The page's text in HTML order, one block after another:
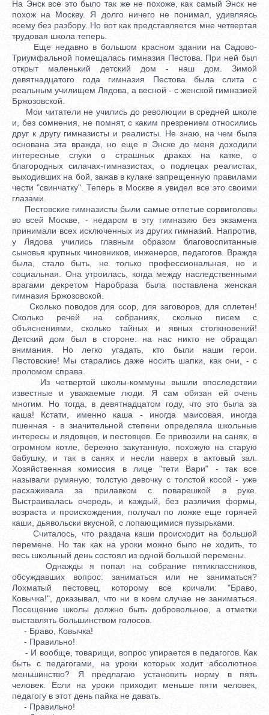
На Энск все это было так же не похоже, как самый Энск не
похож на Москву. Я долго ничего не понимал, удивляясь
всему без разбору. Но вот как представляется мне четвертая
трудовая школа теперь.
Еще недавно в большом красном здании на Садово-
Триумфальной помещалась гимназия Пестова. При ней был
открыт маленький детский дом - наш дом. Зимой
девятнадцатого года гимназия Пестова была слита с
реальным училищем Лядова, а весной - с женской гимназией
Бржозовской.
Мои читатели не учились до революции в средней школе
и, без сомнения, не помнят, с каким презрением относились
друг к другу гимназисты и реалисты. Не знаю, на чем была
основана эта вражда, но еще в Энске до меня доходили
интересные слухи о страшных драках на катке, о
благородных силачах-гимназистах, о подлецах реалистах,
выходивших на бой, зажав в кулаке запрещенную правилами
чести "свинчатку". Теперь в Москве я увидел все это своими
глазами.
Пестовские гимназисты были самые отпетые сорвиголовы
во всей Москве, - недаром в эту гимназию без экзамена
принимали всех исключенных из других гимназий. Напротив,
у Лядова учились главным образом благовоспитанные
сыновья крупных чиновников, инженеров, педагогов. Вражда
была, стало быть, не только профессиональная, но и
социальная. Она утроилась, когда между наследственными
врагами декретом Наробраза была поставлена женская
гимназия Бржозовской.
Сколько поводов для ссор, для заговоров, для сплетен!
Сколько речей на собраниях, сколько писем с
объяснениями, сколько тайных и явных столкновений!
Детский дом был в стороне: на нас никто не обращал
внимания. Но легко угадать, кто были наши герои.
Пестовские! Мы старались даже носить шапки, как они, - с
проломом справа.
Из четвертой школы-коммуны вышли впоследствии
известные и уважаемые люди. Я сам обязан ей очень
многим. Но тогда, в девятнадцатом году, что это была за
каша! Кстати, именно каша - иногда маисовая, иногда
пшенная - в значительной степени определяла школьные
интересы и лядовцев, и пестовцев. Ее привозили на санях, в
огромном котле, бережно закутанную, похожую на старую
бабушку, и так в санях и несли наверх в актовый зал.
Хозяйственная комиссия в лице "тети Вари" - так все
называли румяную, толстую девочку с толстой косой - уже
расхаживала за прилавком с поварешкой в руке.
Выстраивалась очередь, и каждый, без различия формы,
возраста и происхождения, получал по ложке еще горячей
каши, дьявольски вкусной, с лопающимися пузырьками.
Считалось, что раздача каши происходит на большой
перемене. Но так как на уроки можно было не ходить, то
весь школьный день состоял из одной большой перемены.
Однажды я попал на собрание пятиклассников,
обсуждавших вопрос: заниматься или не заниматься?
Лохматый пестовец, которому все кричали: "Браво,
Ковычка!", доказывал, что ни в коем случае не заниматься.
Посещение школы должно быть добровольное, а отметки
выставлять большинством голосов.
- Браво, Ковычка!
- Правильно!
- И вообще, товарищи, вопрос упирается в педагогов. Как
быть с педагогами, на уроки которых ходит абсолютное
меньшинство? Я предлагаю установить норму в пять
человек. Если на уроки приходит меньше пяти человек,
педагогу в этот день пайка не давать.
- Правильно!